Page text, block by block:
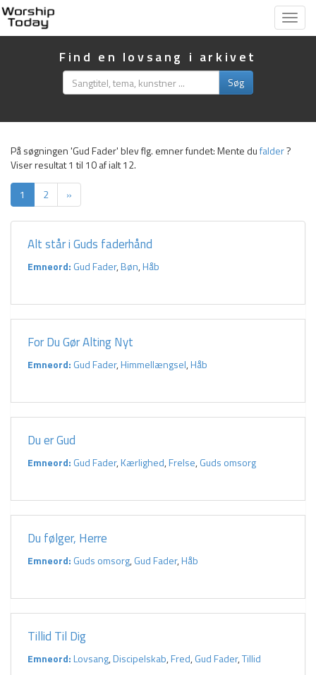
Vis
Find en lovsang i arkivet
Søg
På søgningen 'Gud Fader' blev flg. emner fundet:Mente dufalder?
Viser resultat 1 til 10 af ialt 12.
1
2 »
Alt står i Guds faderhånd
Emneord: Gud Fader,Bøn,Håb
For Du Gør Alting Nyt
Emneord: Gud Fader,Himmellængsel,Håb
Du er Gud
Emneord: Gud Fader,Kærlighed,Frelse,Guds omsorg
Du følger, Herre
Emneord: Guds omsorg,Gud Fader,Håb
Tillid Til Dig
Emneord:Lovsang,Discipelskab,Fred,Gud Fader,Tillid